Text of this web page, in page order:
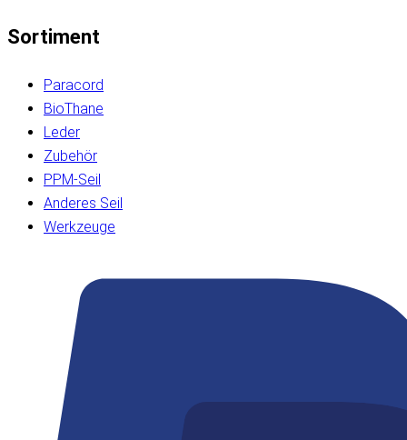
Sortiment
Paracord
BioThane
Leder
Zubehör
PPM-Seil
Anderes Seil
Werkzeuge